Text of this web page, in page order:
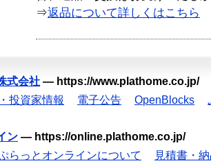
⇒返品について詳しくはこちら
式会社 — https://www.plathome.co.jp/
投資家情報 電子公告 OpenBlocks
ン — https://online.plathome.co.jp/
らっとオンラインについて
見積書・